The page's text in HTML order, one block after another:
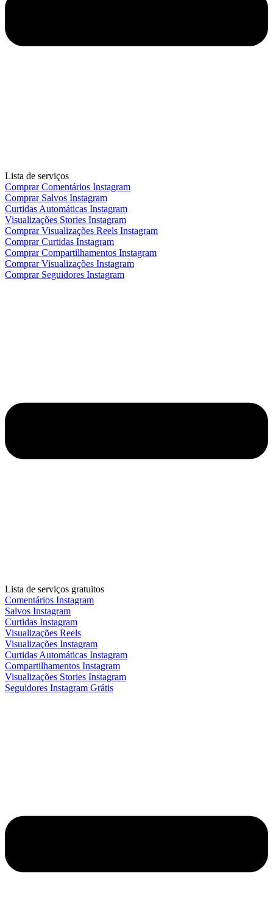
Lista de serviços
Comprar Comentários Instagram
Comprar Salvos Instagram
Curtidas Automáticas Instagram
Visualizações Stories Instagram
Comprar Visualizações Reels Instagram
Comprar Curtidas Instagram
Comprar Compartilhamentos Instagram
Comprar Visualizações Instagram
Comprar Seguidores Instagram
Lista de serviços gratuitos
Comentários Instagram
Salvos Instagram
Curtidas Instagram
Visualizações Reels
Visualizações Instagram
Curtidas Automáticas Instagram
Compartilhamentos Instagram
Visualizações Stories Instagram
Seguidores Instagram Grátis